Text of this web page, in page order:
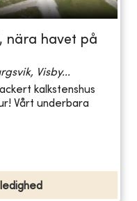
nära havet på
Visby...
kalkstenshus
Vårt underbara